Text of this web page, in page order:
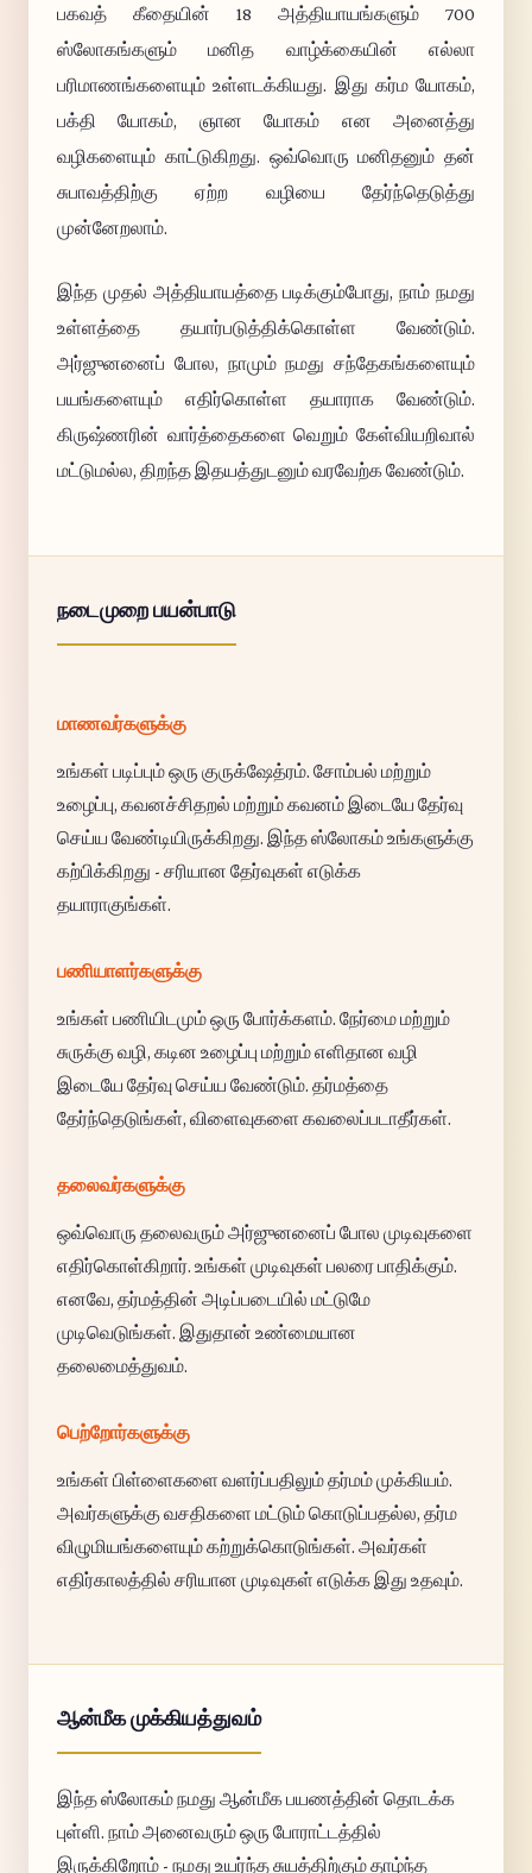
பகவத் கீதையின் 18 அத்தியாயங்களும் 700
ஸ்லோகங்களும் மனித வாழ்க்கையின் எல்லா
பரிமாணங்களையும் உள்ளடக்கியது. இது கர்ம யோகம்,
பக்தி யோகம், ஞான யோகம் என அனைத்து
வழிகளையும் காட்டுகிறது. ஒவ்வொரு மனிதனும் தன்
சுபாவத்திற்கு ஏற்ற வழியை தேர்ந்தெடுத்து
முன்னேறலாம்.
இந்த முதல் அத்தியாயத்தை படிக்கும்போது, நாம் நமது
உள்ளத்தை தயார்படுத்திக்கொள்ள வேண்டும்.
அர்ஜுனனைப் போல, நாமும் நமது சந்தேகங்களையும்
பயங்களையும் எதிர்கொள்ள தயாராக வேண்டும்.
கிருஷ்ணரின் வார்த்தைகளை வெறும் கேள்வியறிவால்
மட்டுமல்ல, திறந்த இதயத்துடனும் வரவேற்க வேண்டும்.
நடைமுறை பயன்பாடு
மாணவர்களுக்கு
உங்கள் படிப்பும் ஒரு குருக்ஷேத்ரம். சோம்பல் மற்றும்
உழைப்பு, கவனச்சிதறல் மற்றும் கவனம் இடையே தேர்வு
செய்ய வேண்டியிருக்கிறது. இந்த ஸ்லோகம் உங்களுக்கு
கற்பிக்கிறது - சரியான தேர்வுகள் எடுக்க
தயாராகுங்கள்.
பணியாளர்களுக்கு
உங்கள் பணியிடமும் ஒரு போர்க்களம். நேர்மை மற்றும்
சுருக்கு வழி, கடின உழைப்பு மற்றும் எளிதான வழி
இடையே தேர்வு செய்ய வேண்டும். தர்மத்தை
தேர்ந்தெடுங்கள், விளைவுகளை கவலைப்படாதீர்கள்.
தலைவர்களுக்கு
ஒவ்வொரு தலைவரும் அர்ஜுனனைப் போல முடிவுகளை
எதிர்கொள்கிறார். உங்கள் முடிவுகள் பலரை பாதிக்கும்.
எனவே, தர்மத்தின் அடிப்படையில் மட்டுமே
முடிவெடுங்கள். இதுதான் உண்மையான
தலைமைத்துவம்.
பெற்றோர்களுக்கு
உங்கள் பிள்ளைகளை வளர்ப்பதிலும் தர்மம் முக்கியம்.
அவர்களுக்கு வசதிகளை மட்டும் கொடுப்பதல்ல, தர்ம
விழுமியங்களையும் கற்றுக்கொடுங்கள். அவர்கள்
எதிர்காலத்தில் சரியான முடிவுகள் எடுக்க இது உதவும்.
ஆன்மீக முக்கியத்துவம்
இந்த ஸ்லோகம் நமது ஆன்மீக பயணத்தின் தொடக்க
புள்ளி. நாம் அனைவரும் ஒரு போராட்டத்தில்
இருக்கிறோம் - நமது உயர்ந்த சுயத்திற்கும் தாழ்ந்த